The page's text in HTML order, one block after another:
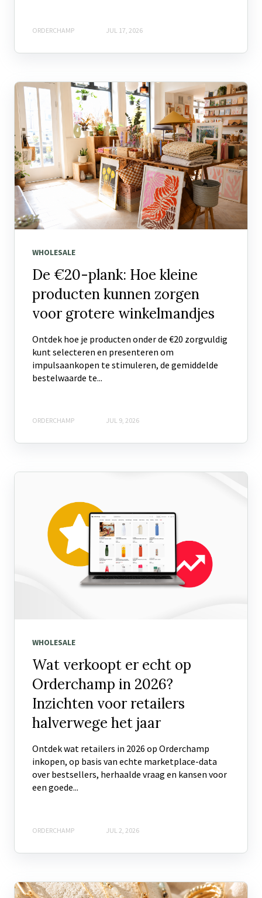
ORDERCHAMP JUL 17, 2026
WHOLESALE
De €20-plank: Hoe kleine
producten kunnen zorgen
voor grotere winkelmandjes
Ontdek hoe je producten onder de €20 zorgvuldig
kunt selecteren en presenteren om
impulsaankopen te stimuleren, de gemiddelde
bestelwaarde te...
ORDERCHAMP JUL 9, 2026
WHOLESALE
Wat verkoopt er echt op
Orderchamp in 2026?
Inzichten voor retailers
halverwege het jaar
Ontdek wat retailers in 2026 op Orderchamp
inkopen, op basis van echte marketplace-data
over bestsellers, herhaalde vraag en kansen voor
een goede...
ORDERCHAMP JUL 2, 2026